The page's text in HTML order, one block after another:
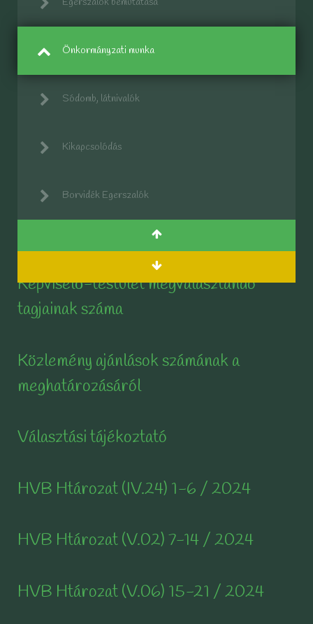
Önkormányzati munka
Sódomb, látnivalók
Kikapcsolódás
Borvidék Egerszalók
Képviselő-testület megválasztandó
tagjainak száma
Közlemény ajánlások számának a
meghatározásáról
Választási tájékoztató
HVB Htározat (IV.24) 1-6 / 2024
HVB Htározat (V.02) 7-14 / 2024
HVB Htározat (V.06) 15-21 / 2024